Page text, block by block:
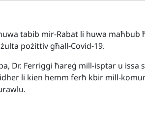
tabib mir-Rabat li huwa maħbub
pożittiv għall-Covid-19.
Dr. Ferriggi ħareġ mill-isptar u issa
li kien hemm ferħ kbir mill-